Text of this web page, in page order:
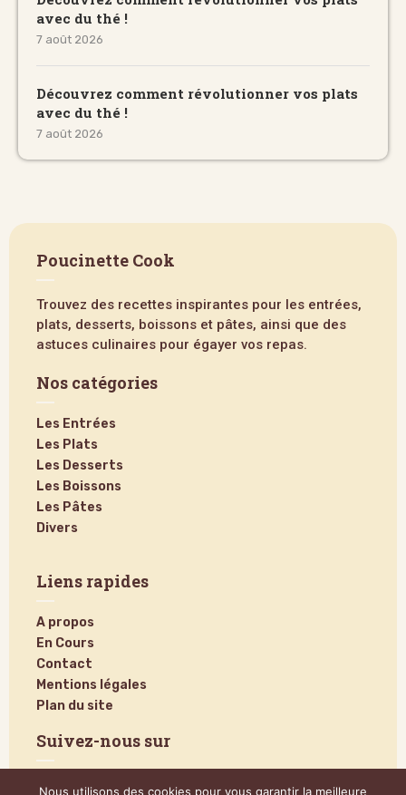
avec du thé !
7 août 2026
Découvrez comment révolutionner vos plats
avec du thé !
7 août 2026
Poucinette Cook
Trouvez des recettes inspirantes pour les entrées,
plats, desserts, boissons et pâtes, ainsi que des
astuces culinaires pour égayer vos repas.
Nos catégories
Les Entrées
Les Plats
Les Desserts
Les Boissons
Les Pâtes
Divers
Liens rapides
A propos
En Cours
Contact
Mentions légales
Plan du site
Suivez-nous sur
Nous utilisons des cookies pour vous garantir la meilleure